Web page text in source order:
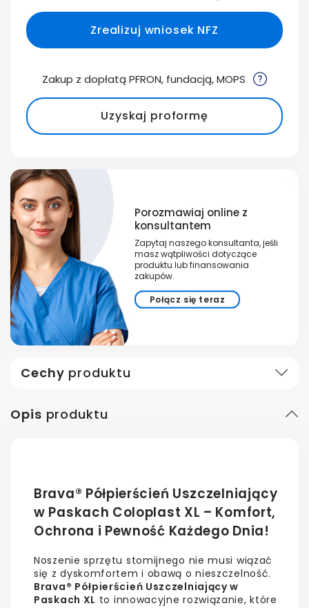
Zrealizuj wniosek NFZ
Zakup z dopłatą PFRON, fundacją, MOPS
Uzyskaj proformę
Porozmawiaj online z
konsultantem
Zapytaj naszego konsultanta, jeśli
masz wątpliwości dotyczące
produktu lub finansowania
zakupów.
Połącz się teraz
Cechy produktu
Opis produktu
Brava® Półpierścień Uszczelniający
w Paskach Coloplast XL – Komfort,
Ochrona i Pewność Każdego Dnia!
Noszenie sprzętu stomijnego nie musi wiązać
się z dyskomfortem i obawą o nieszczelność.
Brava® Półpierścień Uszczelniający w
Paskach XL to innowacyjne rozwiązanie, które